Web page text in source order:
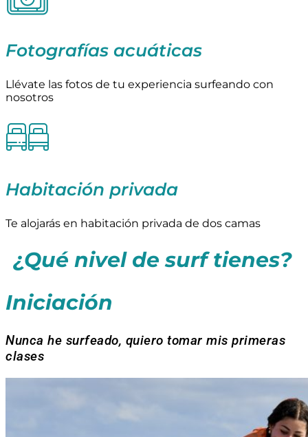
Fotografías acuáticas
Llévate las fotos de tu experiencia surfeando con
nosotros
Habitación privada
Te alojarás en habitación privada de dos camas
¿Qué nivel de surf tienes?
Iniciación
Nunca he surfeado, quiero tomar mis primeras
clases